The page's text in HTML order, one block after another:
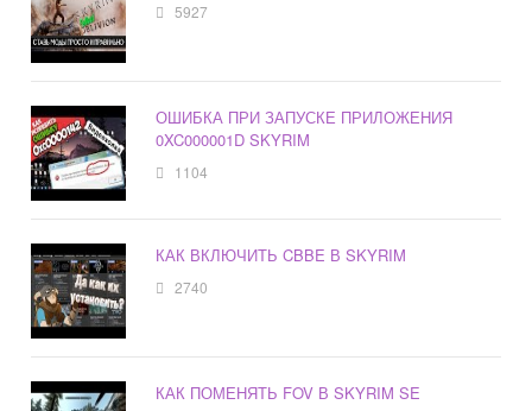
5927
ОШИБКА ПРИ ЗАПУСКЕ ПРИЛОЖЕНИЯ
0XC000001D SKYRIM
1104
КАК ВКЛЮЧИТЬ CBBE В SKYRIM
2740
КАК ПОМЕНЯТЬ FOV В SKYRIM SE